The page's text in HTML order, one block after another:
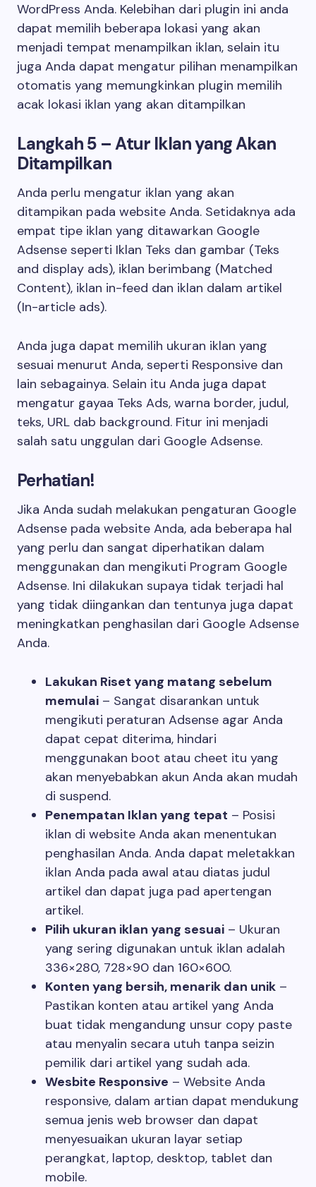
WordPress Anda. Kelebihan dari plugin ini anda
dapat memilih beberapa lokasi yang akan
menjadi tempat menampilkan iklan, selain itu
juga Anda dapat mengatur pilihan menampilkan
otomatis yang memungkinkan plugin memilih
acak lokasi iklan yang akan ditampilkan
Langkah 5 – Atur Iklan yang Akan
Ditampilkan
Anda perlu mengatur iklan yang akan
ditampikan pada website Anda. Setidaknya ada
empat tipe iklan yang ditawarkan Google
Adsense seperti Iklan Teks dan gambar (Teks
and display ads), iklan berimbang (Matched
Content), iklan in-feed dan iklan dalam artikel
(In-article ads).
Anda juga dapat memilih ukuran iklan yang
sesuai menurut Anda, seperti Responsive dan
lain sebagainya. Selain itu Anda juga dapat
mengatur gayaa Teks Ads, warna border, judul,
teks, URL dab background. Fitur ini menjadi
salah satu unggulan dari Google Adsense.
Perhatian!
Jika Anda sudah melakukan pengaturan Google
Adsense pada website Anda, ada beberapa hal
yang perlu dan sangat diperhatikan dalam
menggunakan dan mengikuti Program Google
Adsense. Ini dilakukan supaya tidak terjadi hal
yang tidak diingankan dan tentunya juga dapat
meningkatkan penghasilan dari Google Adsense
Anda.
Lakukan Riset yang matang sebelum
memulai – Sangat disarankan untuk
mengikuti peraturan Adsense agar Anda
dapat cepat diterima, hindari
menggunakan boot atau cheet itu yang
akan menyebabkan akun Anda akan mudah
di suspend.
Penempatan Iklan yang tepat – Posisi
iklan di website Anda akan menentukan
penghasilan Anda. Anda dapat meletakkan
iklan Anda pada awal atau diatas judul
artikel dan dapat juga pad apertengan
artikel.
Pilih ukuran iklan yang sesuai – Ukuran
yang sering digunakan untuk iklan adalah
336×280, 728×90 dan 160×600.
Konten yang bersih, menarik dan unik –
Pastikan konten atau artikel yang Anda
buat tidak mengandung unsur copy paste
atau menyalin secara utuh tanpa seizin
pemilik dari artikel yang sudah ada.
Wesbite Responsive – Website Anda
responsive, dalam artian dapat mendukung
semua jenis web browser dan dapat
menyesuaikan ukuran layar setiap
perangkat, laptop, desktop, tablet dan
mobile.